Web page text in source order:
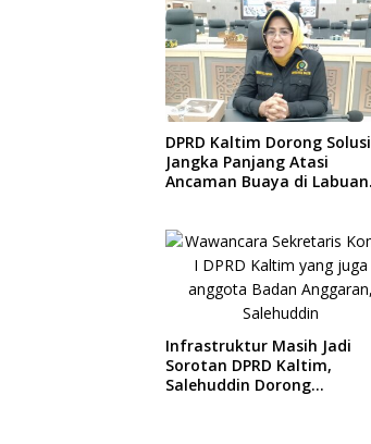
DPRD Kaltim Dorong Solusi
Jangka Panjang Atasi
Ancaman Buaya di Labuan
Infrastruktur Masih Jadi
Sorotan DPRD Kaltim,
Salehuddin Dorong